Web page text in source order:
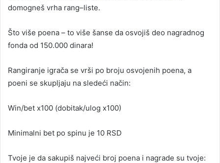
domogneš vrha rang–liste.
Što više poena – to više šanse da osvojiš deo nagradnog
fonda od 150.000 dinara!
Rangiranje igrača se vrši po broju osvojenih poena, a
poeni se skupljaju na sledeći način:
Win/bet x100 (dobitak/ulog x100)
Minimalni bet po spinu je 10 RSD
Tvoje je da sakupiš najveći broj poena i nagrade su tvoje: